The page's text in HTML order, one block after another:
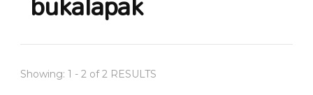
Showing: 1 - 2 of 2 RESULTS